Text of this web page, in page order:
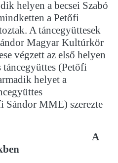
helyen a becsei Szabó
a Petőfi
A táncegyüttesek
Magyar Kultúrkör
végzett az első helyen
táncegyüttes (Petőfi
helyet a
Sándor MME) szerezte
A